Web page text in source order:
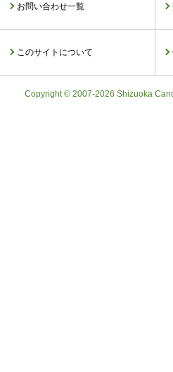
お問い合わせ一覧
このサイトについて
Copyright © 2007-2026 Shizuoka